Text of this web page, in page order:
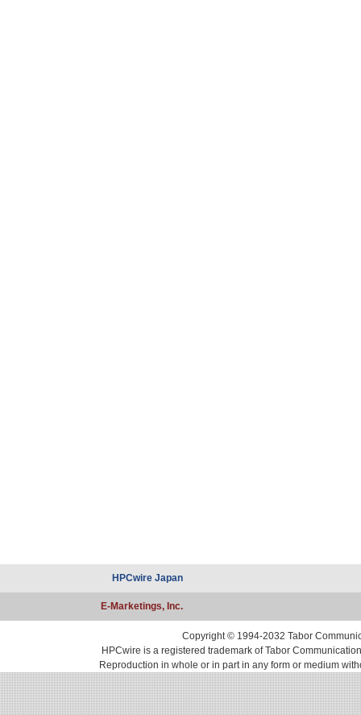
HPCwire Japan
E-Marketings, Inc.
Copyright © 1994-2032 Tabor
HPCwire is a registered trademark of Tabor
Reproduction in whole or in part in any form or medium